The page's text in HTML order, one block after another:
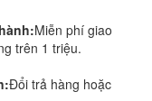
Miễn phí giao
trên 1 triệu.
Đổi trả hàng hoặc